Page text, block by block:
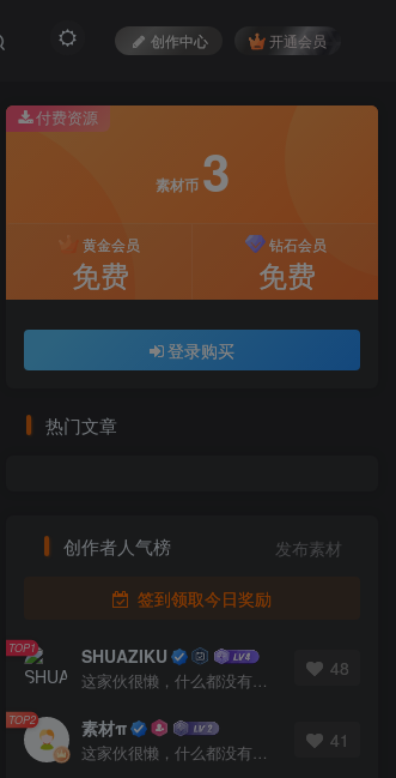
创作中心 开通会员
付费资源
素材币 3
黄金会员
免费
钻石会员
免费
登录购买
热门文章
创作者人气榜 发布素材
签到领取今日奖励
TOP1 SHUAZIKU
这家伙很懒，什么都没有写...
48
TOP2 素材π
这家伙很懒，什么都没有写...
41